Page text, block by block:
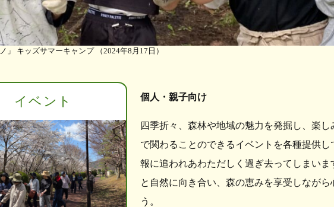
」 キッズサマーキャンプ （2024年8月17日）
イベント 個人・親子向け
四季折々、森林や地域の魅力を発掘し、楽
で関わることのできるイベントを各種提供
報に追われあわただしく過ぎ去ってしまい
と自然に向き合い、森の恵みを享受しなが
う。